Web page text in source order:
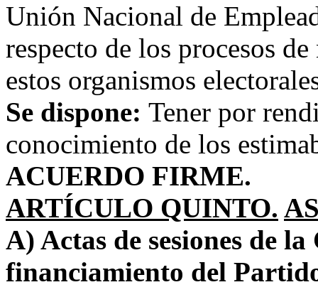
Unión Nacional de
respecto de los procesos
estos organismos
Se dispone: Tener por
conocimiento de los
ACUERDO FIRME.
ARTÍCULO QUINTO.
A) Actas de sesiones de
financiamiento del